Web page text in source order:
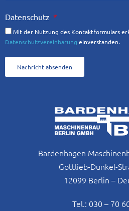
Datenschutz
Mit der Nutzung des Kontaktformulars
Datenschutzvereinbarung einverstanden.
Nachricht absenden
Bardenhagen
Gottlieb-Dunkel-
12099 Berlin –
Tel.: 030 – 70